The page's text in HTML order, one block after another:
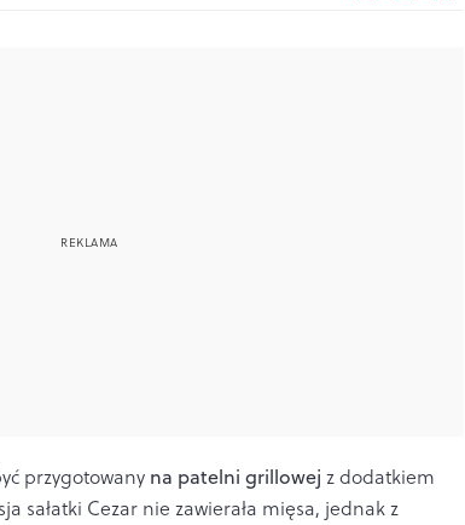
przygotowany na patelni grillowej z dodatkiem
sałatki Cezar nie zawierała mięsa, jednak z